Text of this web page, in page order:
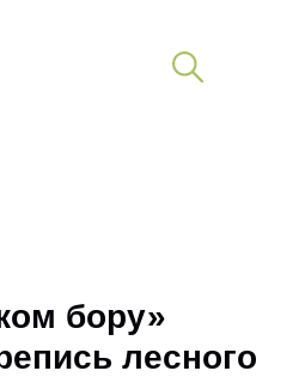
бору»
лесного